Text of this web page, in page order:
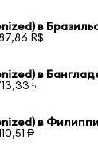
в
R$
в
৳
в
₱